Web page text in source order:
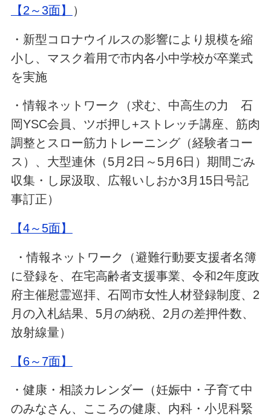
【2～3面】 ）
・新型コロナウイルスの影響により規模を縮
小し、マスク着用で市内各小中学校が卒業式
を実施
・情報ネットワーク（求む、中高生の力 石
岡YSC会員、ツボ押し+ストレッチ講座、筋肉
調整とスロー筋力トレーニング（経験者コー
ス）、大型連休（5月2日～5月6日）期間ごみ
収集・し尿汲取、広報いしおか3月15日号記
事訂正）
【4～5面】
・情報ネットワーク（避難行動要支援者名簿
に登録を、在宅高齢者支援事業、令和2年度政
府主催慰霊巡拝、石岡市女性人材登録制度、2
月の入札結果、5月の納税、2月の差押件数、
放射線量）
【6～7面】
・健康・相談カレンダー（妊娠中・子育て中
のみなさん、こころの健康、内科・小児科緊